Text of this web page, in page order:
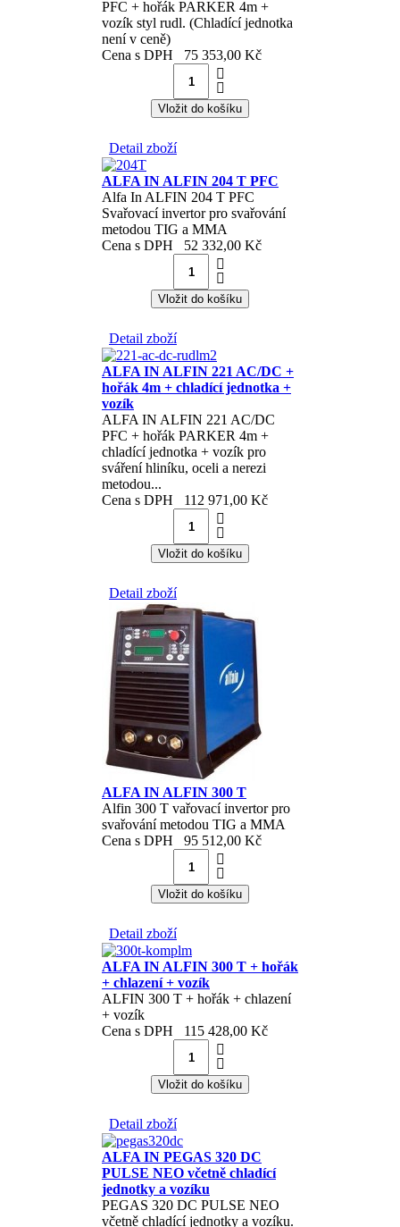
PFC + hořák PARKER 4m +
vozík styl rudl. (Chladící jednotka
není v ceně)
Cena s DPH
75 353,00 Kč
Detail zboží
ALFA IN ALFIN 204 T PFC
Alfa In ALFIN 204 T PFC
Svařovací invertor pro svařování
metodou TIG a MMA
Cena s DPH
52 332,00 Kč
Detail zboží
ALFA IN ALFIN 221 AC/DC +
hořák 4m + chladící jednotka +
vozík
ALFA IN ALFIN 221 AC/DC
PFC + hořák PARKER 4m +
chladící jednotka + vozík pro
sváření hliníku, oceli a nerezi
metodou...
Cena s DPH
112 971,00 Kč
Detail zboží
ALFA IN ALFIN 300 T
Alfin 300 T vařovací invertor pro
svařování metodou TIG a MMA
Cena s DPH
95 512,00 Kč
Detail zboží
ALFA IN ALFIN 300 T + hořák
+ chlazení + vozík
ALFIN 300 T + hořák + chlazení
+ vozík
Cena s DPH
115 428,00 Kč
Detail zboží
ALFA IN PEGAS 320 DC
PULSE NEO včetně chladící
jednotky a vozíku
PEGAS 320 DC PULSE NEO
včetně chladící jednotky a vozíku.